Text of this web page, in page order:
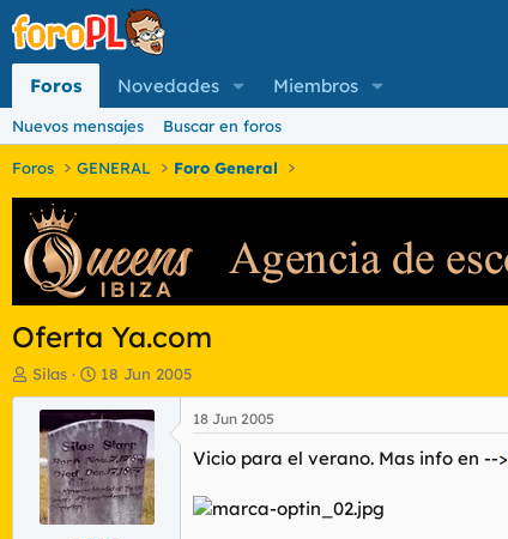
Foros Novedades Miembros
Nuevos mensajes Buscar en foros
Foros GENERAL Foro General
Oferta Ya.com
I
n
a
d
o
Silas
F
e
c
h
a
d
e
i
18 Jun 2005
18 Jun 2005
Vicio para el verano. Mas info en -->